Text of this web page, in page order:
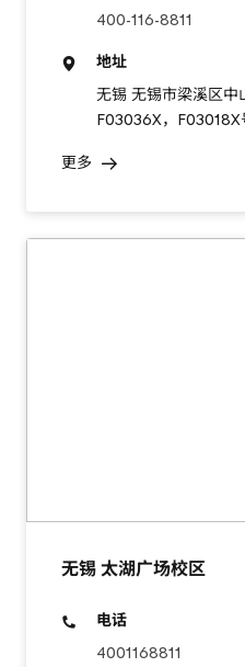
400-116-8811
地址
无锡 无锡市梁溪区中
F03036X，F03018X
更多
无锡 太湖广场校区
电话
4001168811